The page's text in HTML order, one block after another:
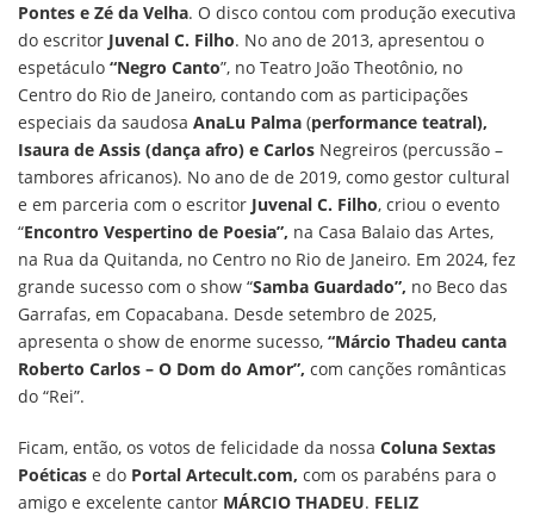
Pontes e Zé da Velha. O disco contou com produção executiva
do escritor Juvenal C. Filho. No ano de 2013, apresentou o
espetáculo “Negro Canto”, no Teatro João Theotônio, no
Centro do Rio de Janeiro, contando com as participações
especiais da saudosa AnaLu Palma (performance teatral),
Isaura de Assis (dança afro) e Carlos Negreiros (percussão –
tambores africanos). No ano de de 2019, como gestor cultural
e em parceria com o escritor Juvenal C. Filho, criou o evento
“Encontro Vespertino de Poesia”, na Casa Balaio das Artes,
na Rua da Quitanda, no Centro no Rio de Janeiro. Em 2024, fez
grande sucesso com o show “Samba Guardado”, no Beco das
Garrafas, em Copacabana. Desde setembro de 2025,
apresenta o show de enorme sucesso, “Márcio Thadeu canta
Roberto Carlos – O Dom do Amor”, com canções românticas
do “Rei”.
Ficam, então, os votos de felicidade da nossa Coluna Sextas
Poéticas e do Portal Artecult.com, com os parabéns para o
amigo e excelente cantor MÁRCIO THADEU. FELIZ